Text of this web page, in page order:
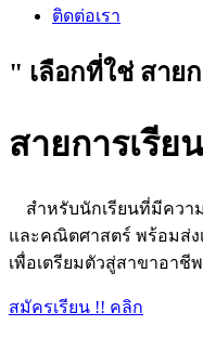
ติดต่อเรา
" เลือกที่ใช่ สาย
สายการเรี
สำหรับนักเรียนที่มีควา
และคณิตศาสตร์ พร้อมส่ง
เพื่อเตรียมตัวสู่สาขาอาชี
สมัครเรียน !! คลิก